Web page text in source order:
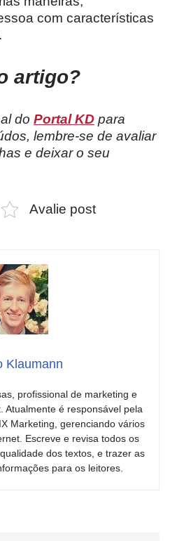
com características
artigo?
do Portal KD para
lembre-se de avaliar
e deixar o seu
Avalie post
Klaumann
profissional de marketing e
Atualmente é responsável pela
Marketing, gerenciando vários
Escreve e revisa todos os
dos textos, e trazer as
para os leitores.